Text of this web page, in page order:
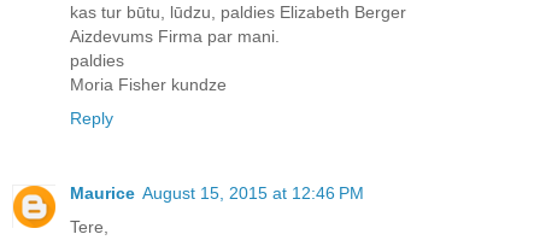
kas tur būtu, lūdzu, paldies Elizabeth Berger
Aizdevums Firma par mani.
paldies
Moria Fisher kundze
Reply
Maurice August 15, 2015 at 12:46 PM
Tere,